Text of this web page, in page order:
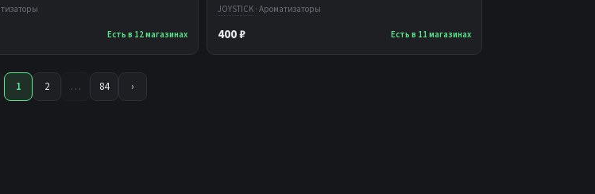
Есть в 12 магазинах
JOYSTICK · Ароматизаторы
400 ₽ Есть в 11 магазинах
1 2 … 84 ›